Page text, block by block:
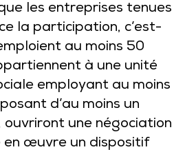
les entreprises tenues
la participation, c’est-
au moins 50
à une unité
employant au moins
d’au moins un
ouvriront une négociation
en œuvre un dispositif